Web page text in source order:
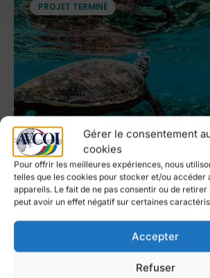
Gérer le consentement
cookies
Pour offrir les meilleures expériences, nous
telles que les cookies pour stocker et/ou accéder
appareils. Le fait de ne pas consentir ou de
peut avoir un effet négatif sur certaines
Accepter
Refuser
PROTECTION DES
PROJET TERMINÉ
Orientations stratégiques et
économie circulaire de territoires
Indien, au service de la protection